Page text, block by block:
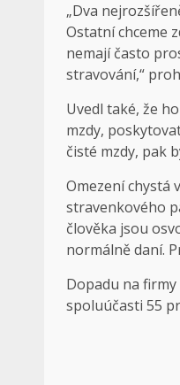
„Dva
Ostatní chceme
nemají často
stravování,“
Uvedl také, že
mzdy,
čisté mzdy, pak
Omezení chystá
stravenkového
člověka jsou
normálně daní.
Dopadu na firmy
spoluúčasti 55